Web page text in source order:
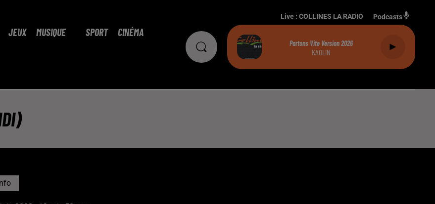
JEUX MUSIQUE SPORT CINÉMA
Live : COLLINES LA RADIO Podcasts
Partons Vite Version 2026
KAOLIN